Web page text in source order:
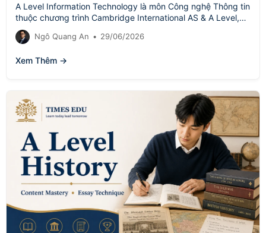
A Level Information Technology là môn Công nghệ Thông tin
thuộc chương trình Cambridge International AS & A Level,
mã môn phổ…
Ngô Quang An • 29/06/2026
Xem Thêm →